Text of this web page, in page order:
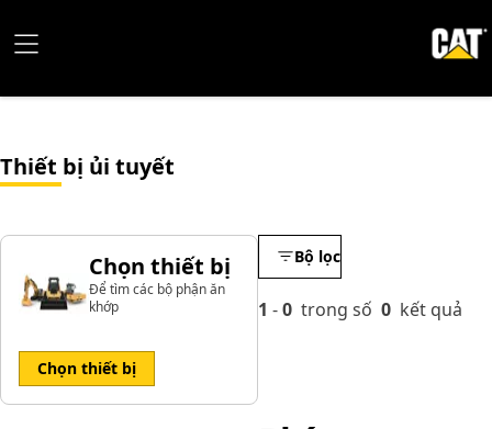
Thiết bị ủi tuyết
Chọn thiết bị
Để tìm các bộ phận ăn
khớp
Chọn thiết bị
Bộ lọc
1 -0 trong số 0 kết quả